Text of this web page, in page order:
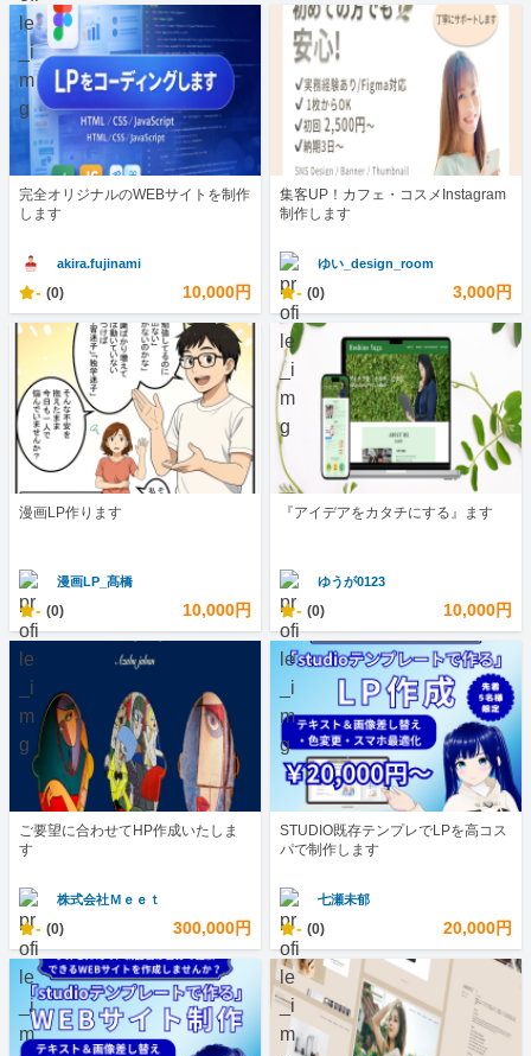
完全オリジナルのWEBサイトを制作
します
akira.fujinami
- (0) 10,000円
集客UP！カフェ・コスメInstagram
制作します
ゆい_design_room
- (0) 3,000円
漫画LP作ります
漫画LP_髙橋
- (0) 10,000円
『アイデアをカタチにする』ます
ゆうが0123
- (0) 10,000円
ご要望に合わせてHP作成いたしま
す
株式会社Ｍｅｅｔ
- (0) 300,000円
STUDIO既存テンプレでLPを高コス
パで制作します
七瀬未郁
- (0) 20,000円